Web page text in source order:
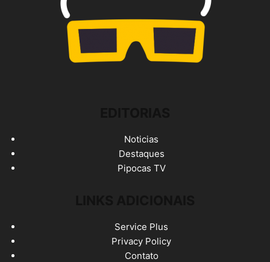
Noticias
Destaques
Pipocas TV
Service Plus
Privacy Policy
Contato